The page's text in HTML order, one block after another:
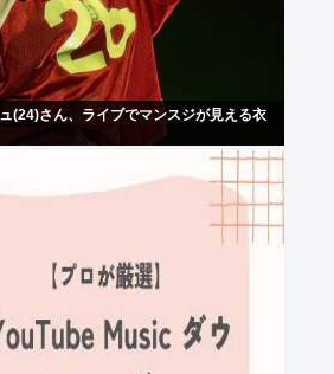
(24)さん、ライブでマンスジが見える衣